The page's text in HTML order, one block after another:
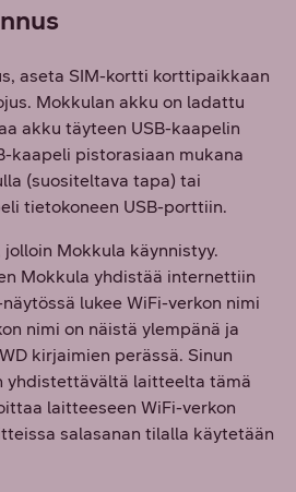
aseta SIM-kortti korttipaikkaan
Mokkulan akku on ladattu
akku täyteen USB-kaapelin
kaapeli pistorasiaan mukana
(suositeltava tapa) tai
tietokoneen USB-porttiin.
Mokkula käynnistyy.
Mokkula yhdistää internettiin
lukee WiFi-verkon nimi
nimi on näistä ylempänä ja
kirjaimien perässä. Sinun
yhdistettävältä laitteelta tämä
laitteeseen WiFi-verkon
salasanan tilalla käytetään